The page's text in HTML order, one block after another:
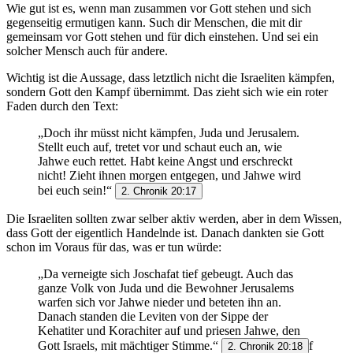
Wie gut ist es, wenn man zusammen vor Gott stehen und sich
gegenseitig ermutigen kann. Such dir Menschen, die mit dir
gemeinsam vor Gott stehen und für dich einstehen. Und sei ein
solcher Mensch auch für andere.
Wichtig ist die Aussage, dass letztlich nicht die Israeliten kämpfen,
sondern Gott den Kampf übernimmt. Das zieht sich wie ein roter
Faden durch den Text:
„Doch ihr müsst nicht kämpfen, Juda und Jerusalem.
Stellt euch auf, tretet vor und schaut euch an, wie
Jahwe euch rettet. Habt keine Angst und erschreckt
nicht! Zieht ihnen morgen entgegen, und Jahwe wird
bei euch sein!“
2. Chronik 20:17
Die Israeliten sollten zwar selber aktiv werden, aber in dem Wissen,
dass Gott der eigentlich Handelnde ist. Danach dankten sie Gott
schon im Voraus für das, was er tun würde:
„Da verneigte sich Joschafat tief gebeugt. Auch das
ganze Volk von Juda und die Bewohner Jerusalems
warfen sich vor Jahwe nieder und beteten ihn an.
Danach standen die Leviten von der Sippe der
Kehatiter und Korachiter auf und priesen Jahwe, den
Gott Israels, mit mächtiger Stimme.“
2. Chronik 20:18 f